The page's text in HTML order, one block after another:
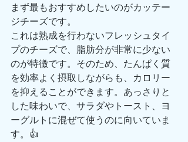
まず最もおすすめしたいのがカッテー
ジチーズです。
これは熟成を行わないフレッシュタイ
プのチーズで、脂肪分が非常に少ない
のが特徴です。そのため、たんぱく質
を効率よく摂取しながらも、カロリー
を抑えることができます。あっさりと
した味わいで、サラダやトースト、ヨ
ーグルトに混ぜて使うのに向いていま
す。👍